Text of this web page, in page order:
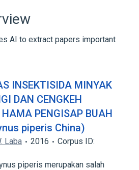
AI to extract papers important
INSEKTISIDA MINYAK
DAN CENGKEH
PENGISAP BUAH
piperis China)
Laba 2016
Corpus ID:
piperis merupakan salah